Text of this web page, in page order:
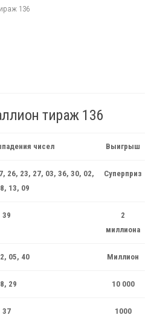
тираж 136
чисел Выигрыш
26, 23, 27, 03, 36, 30, 02,
13, 09
Суперприз
39
2
миллиона
05, 40 Миллион
29 10 000
37 1000